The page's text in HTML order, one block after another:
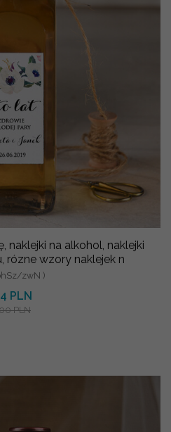
naklejki na alkohol, naklejki
rózne wzory naklejek n
zwN )
PLN
PLN